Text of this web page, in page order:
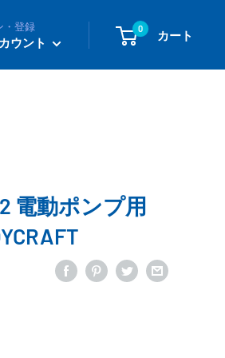
・登録
ウント
0 カート
電動ポンプ用